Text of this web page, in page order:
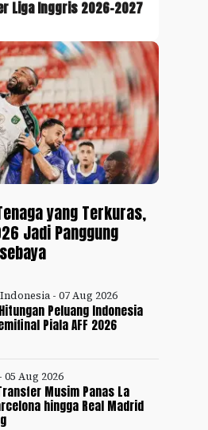
Liga Inggris 2026-2027
yang Terkuras,
Jadi Panggung
- 07 Aug 2026
Peluang Indonesia
Piala AFF 2026
05 Aug 2026
Musim Panas La
hingga Real Madrid